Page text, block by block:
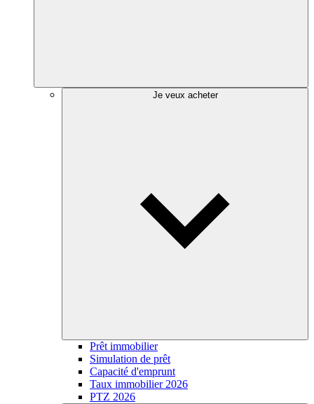
Je veux acheter
Prêt immobilier
Simulation de prêt
Capacité d'emprunt
Taux immobilier 2026
PTZ 2026